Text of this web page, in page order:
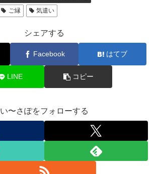
ご縁 気遣い
シェアする
Facebook はてブ
LINE コピー
い〜さぽをフォローする